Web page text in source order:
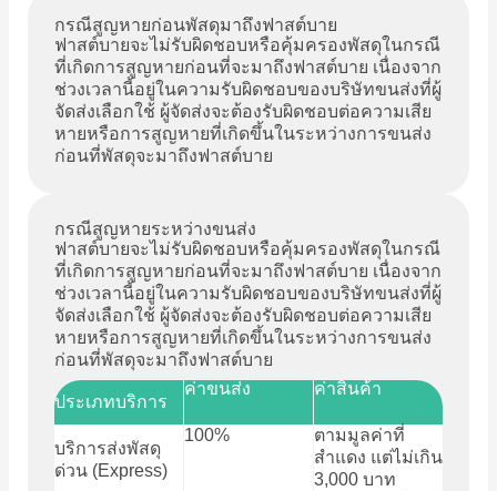
กรณีสูญหายก่อนพัสดุมาถึงฟาสต์บาย
ฟาสต์บายจะไม่รับผิดชอบหรือคุ้มครองพัสดุในกรณี
ที่เกิดการสูญหายก่อนที่จะมาถึงฟาสต์บาย เนื่องจาก
ช่วงเวลานี้อยู่ในความรับผิดชอบของบริษัทขนส่งที่ผู้
จัดส่งเลือกใช้ ผู้จัดส่งจะต้องรับผิดชอบต่อความเสีย
หายหรือการสูญหายที่เกิดขึ้นในระหว่างการขนส่ง
ก่อนที่พัสดุจะมาถึงฟาสต์บาย
กรณีสูญหายระหว่างขนส่ง
ฟาสต์บายจะไม่รับผิดชอบหรือคุ้มครองพัสดุในกรณี
ที่เกิดการสูญหายก่อนที่จะมาถึงฟาสต์บาย เนื่องจาก
ช่วงเวลานี้อยู่ในความรับผิดชอบของบริษัทขนส่งที่ผู้
จัดส่งเลือกใช้ ผู้จัดส่งจะต้องรับผิดชอบต่อความเสีย
หายหรือการสูญหายที่เกิดขึ้นในระหว่างการขนส่ง
ก่อนที่พัสดุจะมาถึงฟาสต์บาย
ประเภทบริการ
ค่าขนส่ง ค่าสินค้า
บริการส่งพัสดุ
ด่วน (Express)
100%
ตามมูลค่าที่
สำแดง แต่ไม่เกิน
3,000 บาท